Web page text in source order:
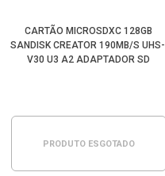
CARTÃO MICROSDXC 128GB
SANDISK CREATOR 190MB/S UHS-I
V30 U3 A2 ADAPTADOR SD
PRODUTO ESGOTADO